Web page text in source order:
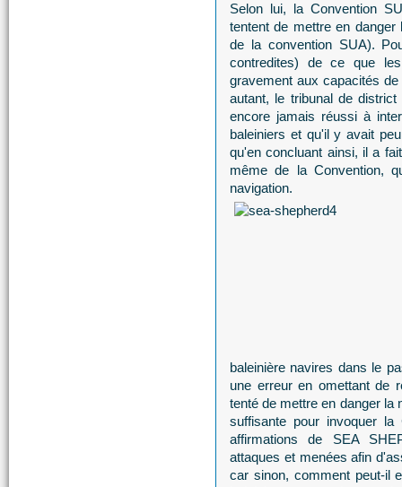
Selon lui, la Convention
tentent de mettre en
de la convention SUA).
contredites) de ce que
gravement aux capacités
autant, le tribunal de
encore jamais réussi à
baleiniers et qu'il y avait
qu'en concluant ainsi, il a
même de la Convention,
navigation.
baleinière navires dans le
une erreur en omettant de
tenté de mettre en danger la
suffisante pour invoquer
affirmations de SEA
attaques et menées afin
car sinon, comment peut-il